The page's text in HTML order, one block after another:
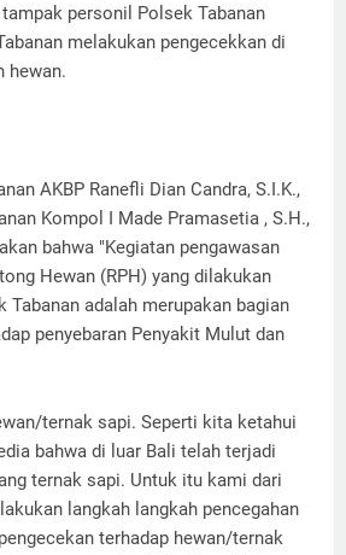
personil Polsek Tabanan
melakukan pengecekkan di
hewan.
AKBP Ranefli Dian Candra, S.I.K.,
Kompol I Made Pramasetia , S.H.,
bahwa "Kegiatan pengawasan
Hewan (RPH) yang dilakukan
adalah merupakan bagian
penyebaran Penyakit Mulut dan
ternak sapi. Seperti kita ketahui
bahwa di luar Bali telah terjadi
ternak sapi. Untuk itu kami dari
langkah langkah pencegahan
terhadap hewan/ternak